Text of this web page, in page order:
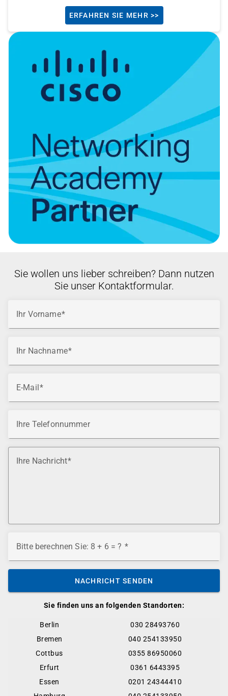
ERFAHREN SIE MEHR >>
Sie finden uns an folgenden Standorten:
Berlin
030 28493760
Bremen
040 254133950
Cottbus
0355 86950060
Erfurt
0361 6443395
Essen
0201 24344410
Sie wollen uns lieber schreiben? Dann nutzen
Sie unser Kontaktformular.
Ihr Vorname
Ihr Nachname
E-Mail
Ihre Telefonnummer
Ihre Nachricht
Bitte berechnen Sie: 8 + 6 = ?
NACHRICHT SENDEN